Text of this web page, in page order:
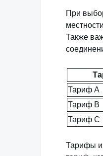
При
Также
Тариф A
Тариф B
Тариф C
Тарифы